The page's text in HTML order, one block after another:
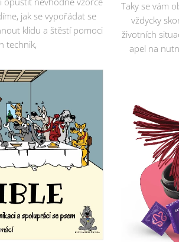
jak se vypořádat se
klidu a štěstí pomoci
technik,
Taky se vám
vždycky
životních
apel na